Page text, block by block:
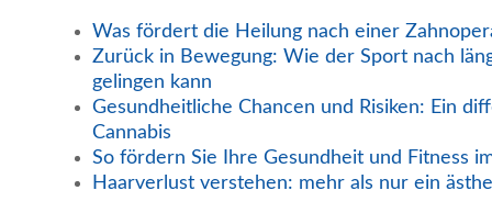
Was fördert die Heilung nach einer
Zurück in Bewegung: Wie der Sport nach
gelingen kann
Gesundheitliche Chancen und Risiken: Ein
Cannabis
So fördern Sie Ihre Gesundheit und Fitness
Haarverlust verstehen: mehr als nur ein